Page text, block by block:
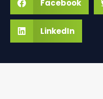
Facebook
LinkedIn